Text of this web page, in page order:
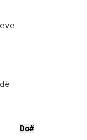
Do#